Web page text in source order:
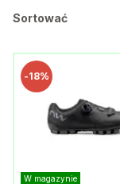
Sortować
-18%
W magazynie